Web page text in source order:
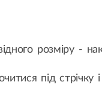
розміру -
під стрічку